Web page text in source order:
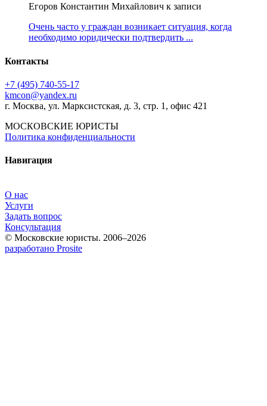
Егоров Константин Михайлович к записи
Очень часто у граждан возникает ситуация, когда
необходимо юридически подтвердить ...
Контакты
+7 (495) 740‑55‑17
kmcon@yandex.ru
г. Москва, ул. Марксистская, д. 3, стр. 1, офис 421
МОСКОВСКИЕ ЮРИСТЫ
Политика конфиденциальности
Навигация
О нас
Услуги
Задать вопрос
Консультация
© Московские юристы. 2006–2026
разработано Prosite